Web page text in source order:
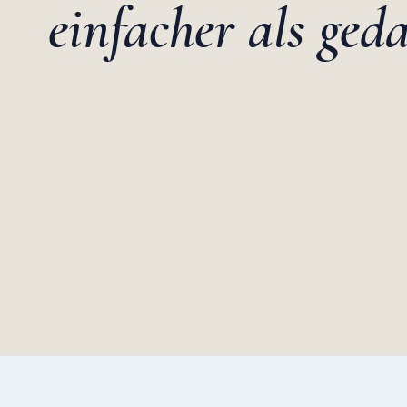
einfacher als